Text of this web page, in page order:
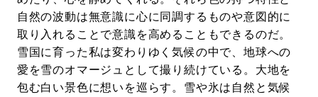
自然の波動は無意識に心に同調するものや意図的に
取り入れることで意識を高めることもできるのだ。
雪国に育った私は変わりゆく気候の中で、地球への
愛を雪のオマージュとして撮り続けている。大地を
包む白い景色に想いを巡らす。雪や氷は自然と気候